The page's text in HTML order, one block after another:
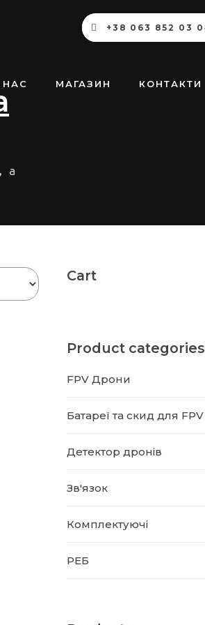
+38 063 852 03
НАС МАГАЗИН КОНТАКТИ
а
Cart
Product categories
FPV Дрони
Батареї та скид для
Детектор дронів
Зв'язок
Комплектуючі
РЕБ